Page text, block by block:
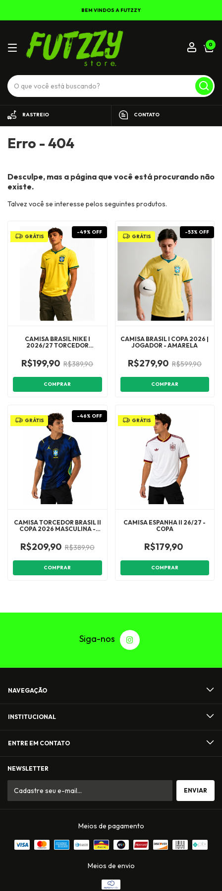
BEM VINDOS A FUTZZY
0
RASTREIO CONTATO
Erro - 404
Desculpe, mas a página que você está procurando não
existe.
Talvez você se interesse pelos seguintes produtos.
GRÁTIS
CAMISA BRASIL NIKE I
2026/27 TORCEDOR
-49% OFF
R$199,90 R$389,90
COMPRAR
GRÁTIS
CAMISA BRASIL I COPA 2026 |
JOGADOR - AMARELA
-53% OFF
R$279,90 R$599,90
COMPRAR
GRÁTIS
CAMISA TORCEDOR BRASIL II
COPA 2026 MASCULINA -
-46% OFF
R$209,90 R$389,90
COMPRAR
GRÁTIS
CAMISA ESPANHA II 26/27 -
COPA
R$179,90
COMPRAR
NAVEGAÇÃO
INSTITUCIONAL
ENTRE EM CONTATO
NEWSLETTER
Meios de pagamento
Meios de envio